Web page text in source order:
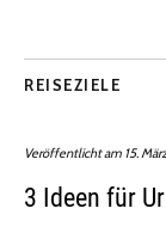
REISEZIELE
Veröffentlicht am 15.
3 Ideen für